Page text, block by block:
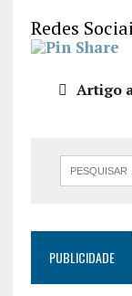
INCORPO
RAR
Redes
Artigo
PUBLICIDADE